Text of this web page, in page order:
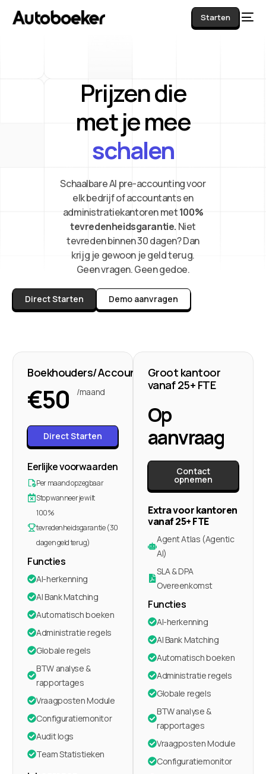
Starten
Prijzen die
met je mee
schalen
Schaalbare AI pre-accounting voor
elk bedrijf of accountants en
administratiekantoren met100%
tevredenheidsgarantie. Niet
tevreden binnen 30 dagen? Dan
krijg je gewoon je geld terug.
Geen vragen. Geen gedoe.
Direct Starten Demo aanvragen
Boekhouders/Accountants
€50 /maand
Direct Starten
Eerlijke voorwaarden
Per maand opzegbaar
Stop wanneer je wilt
100%
tevredenheidsgarantie (30
dagen geld terug)
Functies
AI-herkenning
AI Bank Matching
Automatisch boeken
Administratie regels
Globale regels
BTW analyse &
rapportages
Vraagposten Module
Configuratiemonitor
Audit logs
Team Statistieken
Groot kantoor
vanaf 25+ FTE
Op
aanvraag
Contact
opnemen
Extra voor kantoren
vanaf 25+ FTE
Agent Atlas (Agentic
AI)
SLA & DPA
Overeenkomst
Functies
AI-herkenning
AI Bank Matching
Automatisch boeken
Administratie regels
Globale regels
BTW analyse &
rapportages
Vraagposten Module
Configuratiemonitor